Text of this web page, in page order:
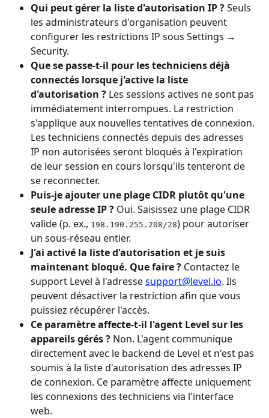
Qui peut gérer la liste d'autorisation IP ? Seuls
les administrateurs d'organisation peuvent
configurer les restrictions IP sous Settings →
Security.
Que se passe-t-il pour les techniciens déjà
connectés lorsque j'active la liste
d'autorisation ? Les sessions actives ne sont pas
immédiatement interrompues. La restriction
s'applique aux nouvelles tentatives de connexion.
Les techniciens connectés depuis des adresses
IP non autorisées seront bloqués à l'expiration
de leur session en cours lorsqu'ils tenteront de
se reconnecter.
Puis-je ajouter une plage CIDR plutôt qu'une
seule adresse IP ? Oui. Saisissez une plage CIDR
valide (p. ex., 198.190.255.208/28) pour autoriser
un sous-réseau entier.
J'ai activé la liste d'autorisation et je suis
maintenant bloqué. Que faire ? Contactez le
support Level à l'adresse support@level.io. Ils
peuvent désactiver la restriction afin que vous
puissiez récupérer l'accès.
Ce paramètre affecte-t-il l'agent Level sur les
appareils gérés ? Non. L'agent communique
directement avec le backend de Level et n'est pas
soumis à la liste d'autorisation des adresses IP
de connexion. Ce paramètre affecte uniquement
les connexions des techniciens via l'interface
web.